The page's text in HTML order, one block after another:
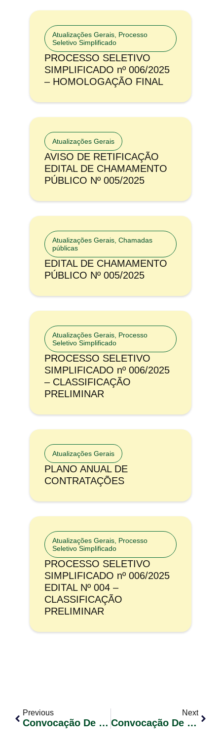
Atualizações Gerais Processo
Seletivo Simplificado
PROCESSO SELETIVO
SIMPLIFICADO nº 006/2025
– HOMOLOGAÇÃO FINAL
Atualizações Gerais
AVISO DE RETIFICAÇÃO
EDITAL DE CHAMAMENTO
PÚBLICO Nº 005/2025
Atualizações Gerais Chamadas
públicas
EDITAL DE CHAMAMENTO
PÚBLICO Nº 005/2025
Atualizações Gerais Processo
Seletivo Simplificado
PROCESSO SELETIVO
SIMPLIFICADO nº 006/2025
– CLASSIFICAÇÃO
PRELIMINAR
Atualizações Gerais
PLANO ANUAL DE
CONTRATAÇÕES
Atualizações Gerais Processo
Seletivo Simplificado
PROCESSO SELETIVO
SIMPLIFICADO nº 006/2025
EDITAL Nº 004 –
CLASSIFICAÇÃO
PRELIMINAR
Previous
Convocação De Candidatos Classificados – Concurso Público 02/2023 – Edital Nº 07 (Professor De Ensino Fundamental- Ciências)
Next
Convocação De Candidatos Classificados – Concurso Público 02/2023 – Edital Nº 12 (Especialista Em Educação: Orientador Educacional)